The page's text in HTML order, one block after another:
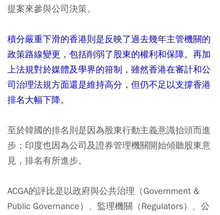
提案來參與公司決策。
積分嚴重下滑的香港則是反映了過去幾年主管機關的
政策路線變更，包括削弱了股東的權利和保障。再加
上法規對於媒體及學界的箝制，雖然香港在審計和公
司治理法規方面還是維持高分，但仍不足以支撐香港
排名大幅下降。
至於韓國的排名則是因為股東行動主義意識抬頭而進
步；印度也因為公司及證券管理機關開始傾聽股東意
見，排名有所進步。
ACGA的評比是以政府與公共治理（Government &
Public Governance）、監理機關（Regulators）、公